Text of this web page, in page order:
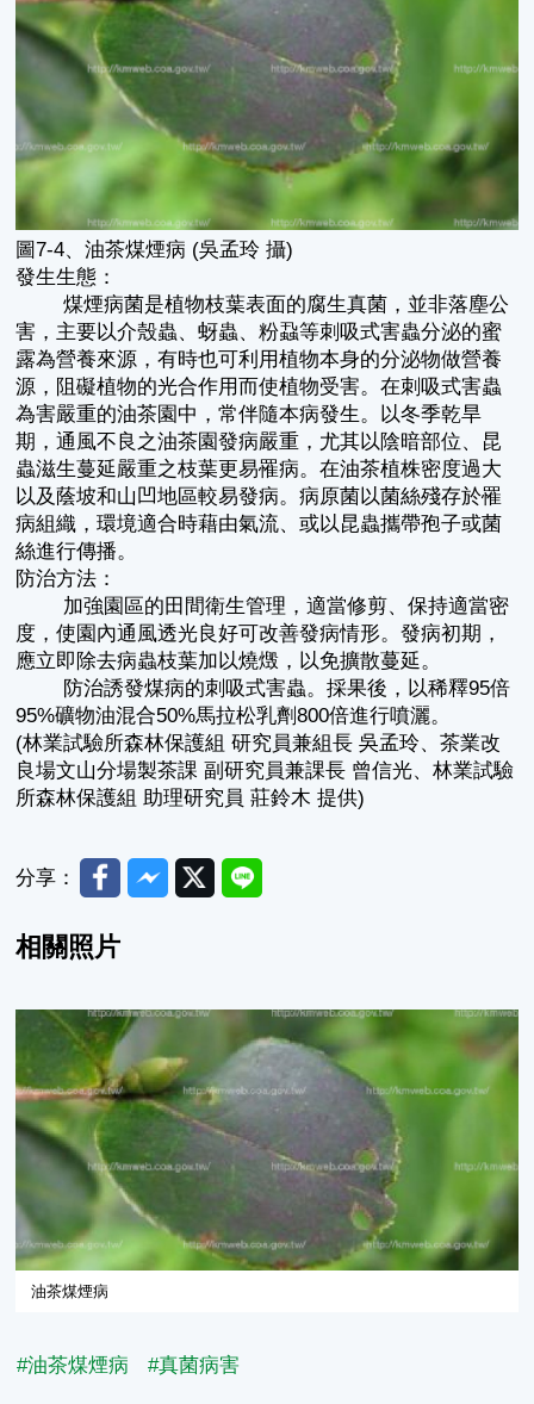
圖7-4、油茶煤煙病 (吳孟玲 攝)
發生生態：
煤煙病菌是植物枝葉表面的腐生真菌，並非落塵公
害，主要以介殼蟲、蚜蟲、粉蝨等刺吸式害蟲分泌的蜜
露為營養來源，有時也可利用植物本身的分泌物做營養
源，阻礙植物的光合作用而使植物受害。在刺吸式害蟲
為害嚴重的油茶園中，常伴隨本病發生。以冬季乾旱
期，通風不良之油茶園發病嚴重，尤其以陰暗部位、昆
蟲滋生蔓延嚴重之枝葉更易罹病。在油茶植株密度過大
以及蔭坡和山凹地區較易發病。病原菌以菌絲殘存於罹
病組織，環境適合時藉由氣流、或以昆蟲攜帶孢子或菌
絲進行傳播。
防治方法：
加強園區的田間衛生管理，適當修剪、保持適當密
度，使園內通風透光良好可改善發病情形。發病初期，
應立即除去病蟲枝葉加以燒燬，以免擴散蔓延。
防治誘發煤病的刺吸式害蟲。採果後，以稀釋95倍
95%礦物油混合50%馬拉松乳劑800倍進行噴灑。
(林業試驗所森林保護組 研究員兼組長 吳孟玲、茶業改
良場文山分場製茶課 副研究員兼課長 曾信光、林業試驗
所森林保護組 助理研究員 莊鈴木 提供)
分享： FacebookMessenger
TwitterLine
相關照片
油茶煤煙病
#油茶煤煙病 #真菌病害